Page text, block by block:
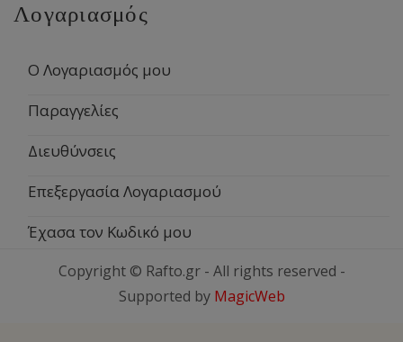
Λογαριασμός
Ο Λογαριασμός μου
Παραγγελίες
Διευθύνσεις
Επεξεργασία Λογαριασμού
Έχασα τον Κωδικό μου
Copyright © Rafto.gr - All rights reserved -
Supported by MagicWeb